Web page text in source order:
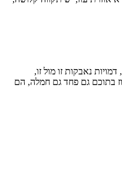
נאבקות זו מול זו,
בתוכם גם פחד גם חמלה, הם